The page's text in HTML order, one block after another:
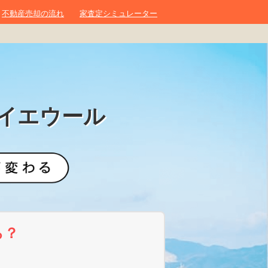
不動産売却の流れ 家査定シミュレーター
エウール